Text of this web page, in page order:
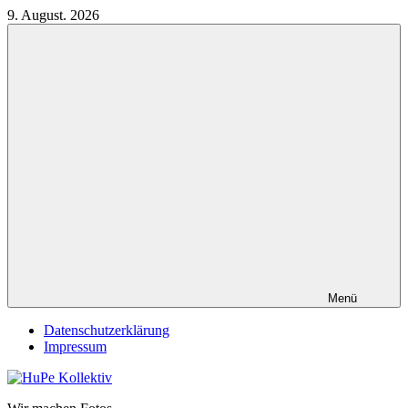
Zum
Inhalt
9. August. 2026
Menü
Datenschutzerklärung
Impressum